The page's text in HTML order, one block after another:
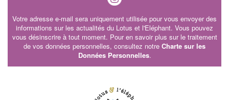
Votre adresse e-mail sera uniquement utilisée pour vous envoyer des
informations sur les actualités du Lotus et l'Eléphant. Vous pouvez
vous désinscrire à tout moment. Pour en savoir plus sur le traitement
de vos données personnelles, consultez notre Charte sur les
Données Personnelles.